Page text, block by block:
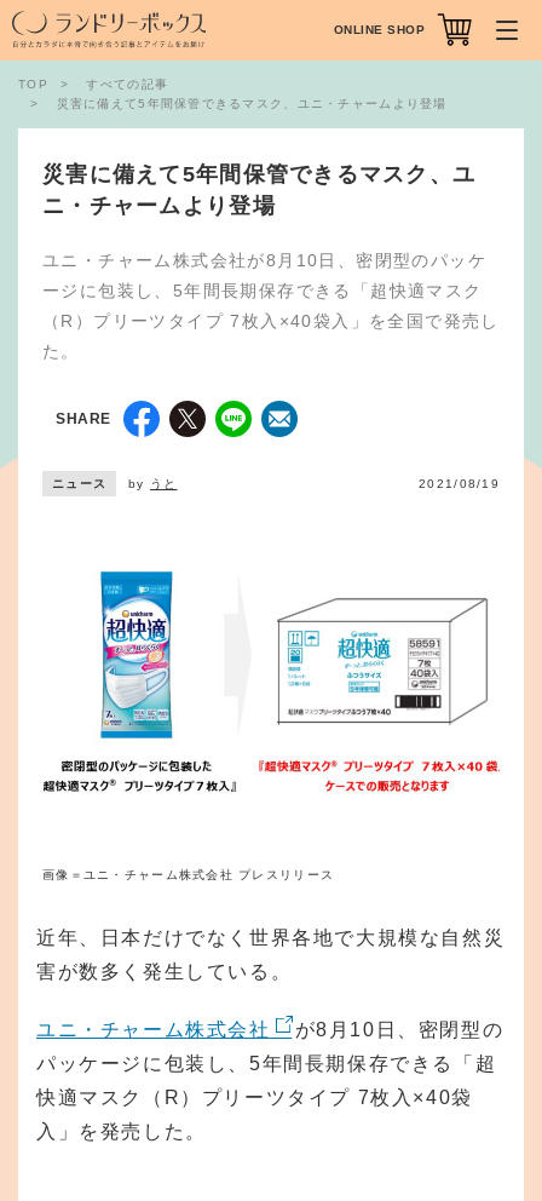
TOP
すべての記事
災害に備えて5年間保管できるマスク、ユニ・チャームより登場
災害に備えて5年間保管できるマスク、ユ
ニ・チャームより登場
ユニ・チャーム株式会社が8月10日、密閉型のパッケ
ージに包装し、5年間長期保存できる「超快適マスク
（R）プリーツタイプ 7枚入×40袋入」を全国で発売し
た。
SHARE
ニュース by うと 2021/08/19
画像＝ユニ・チャーム株式会社 プレスリリース
近年、日本だけでなく世界各地で大規模な自然災
害が数多く発生している。
ユニ・チャーム株式会社
が8月10日、密閉型の
パッケージに包装し、5年間長期保存できる「超
快適マスク（R）プリーツタイプ 7枚入×40袋
入」を発売した。
ONLINE SHOP